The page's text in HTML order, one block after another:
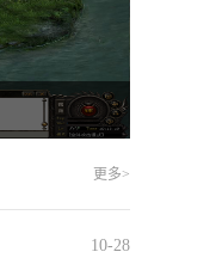
更多>
10-28